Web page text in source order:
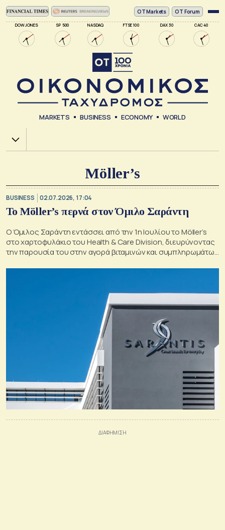
DOW JONES SP 500 NASDAQ FTSE 100 DAX 30 CAC 40
ΟΤ Markets OT Forum
MARKETS BUSINESS ECONOMY WORLD
Χ.Α.
Möller’s
BUSINESS 02.07.2026, 17:04
Το Möller’s περνά στον Όμιλο Σαράντη
Ο Όμιλος Σαράντη εντάσσει από την 1η Ιουλίου το Möller’s
στο χαρτοφυλάκιο του Health & Care Division, διευρύνοντας
την παρουσία του στην αγορά βιταμινών και συμπληρωμάτων